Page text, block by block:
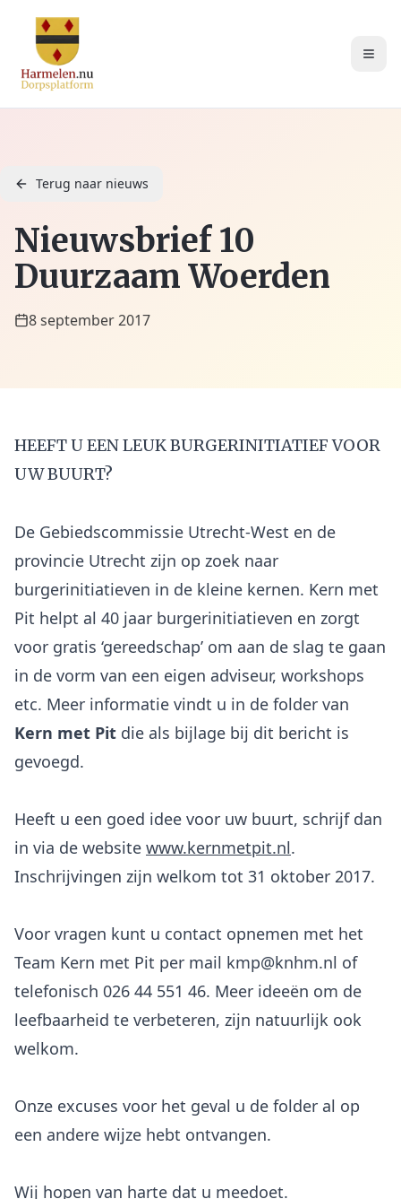
Terug naar nieuws
Nieuwsbrief 10
Duurzaam Woerden
8 september 2017
HEEFT U EEN LEUK BURGERINITIATIEF VOOR
UW BUURT?
De Gebiedscommissie Utrecht-West en de
provincie Utrecht zijn op zoek naar
burgerinitiatieven in de kleine kernen. Kern met
Pit helpt al 40 jaar burgerinitiatieven en zorgt
voor gratis ‘gereedschap’ om aan de slag te gaan
in de vorm van een eigen adviseur, workshops
etc. Meer informatie vindt u in de folder van
Kern met Pit die als bijlage bij dit bericht is
gevoegd.
Heeft u een goed idee voor uw buurt, schrijf dan
in via de website www.kernmetpit.nl.
Inschrijvingen zijn welkom tot 31 oktober 2017.
Voor vragen kunt u contact opnemen met het
Team Kern met Pit per mail kmp@knhm.nl of
telefonisch 026 44 551 46. Meer ideeën om de
leefbaarheid te verbeteren, zijn natuurlijk ook
welkom.
Onze excuses voor het geval u de folder al op
een andere wijze hebt ontvangen.
Wij hopen van harte dat u meedoet.